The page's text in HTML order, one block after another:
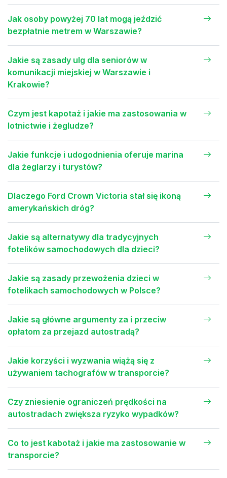
Jak osoby powyżej 70 lat mogą jeździć
bezpłatnie metrem w Warszawie?
Jakie są zasady ulg dla seniorów w
komunikacji miejskiej w Warszawie i
Krakowie?
Czym jest kapotaż i jakie ma zastosowania w
lotnictwie i żegludze?
Jakie funkcje i udogodnienia oferuje marina
dla żeglarzy i turystów?
Dlaczego Ford Crown Victoria stał się ikoną
amerykańskich dróg?
Jakie są alternatywy dla tradycyjnych
fotelików samochodowych dla dzieci?
Jakie są zasady przewożenia dzieci w
fotelikach samochodowych w Polsce?
Jakie są główne argumenty za i przeciw
opłatom za przejazd autostradą?
Jakie korzyści i wyzwania wiążą się z
używaniem tachografów w transporcie?
Czy zniesienie ograniczeń prędkości na
autostradach zwiększa ryzyko wypadków?
Co to jest kabotaż i jakie ma zastosowanie w
transporcie?